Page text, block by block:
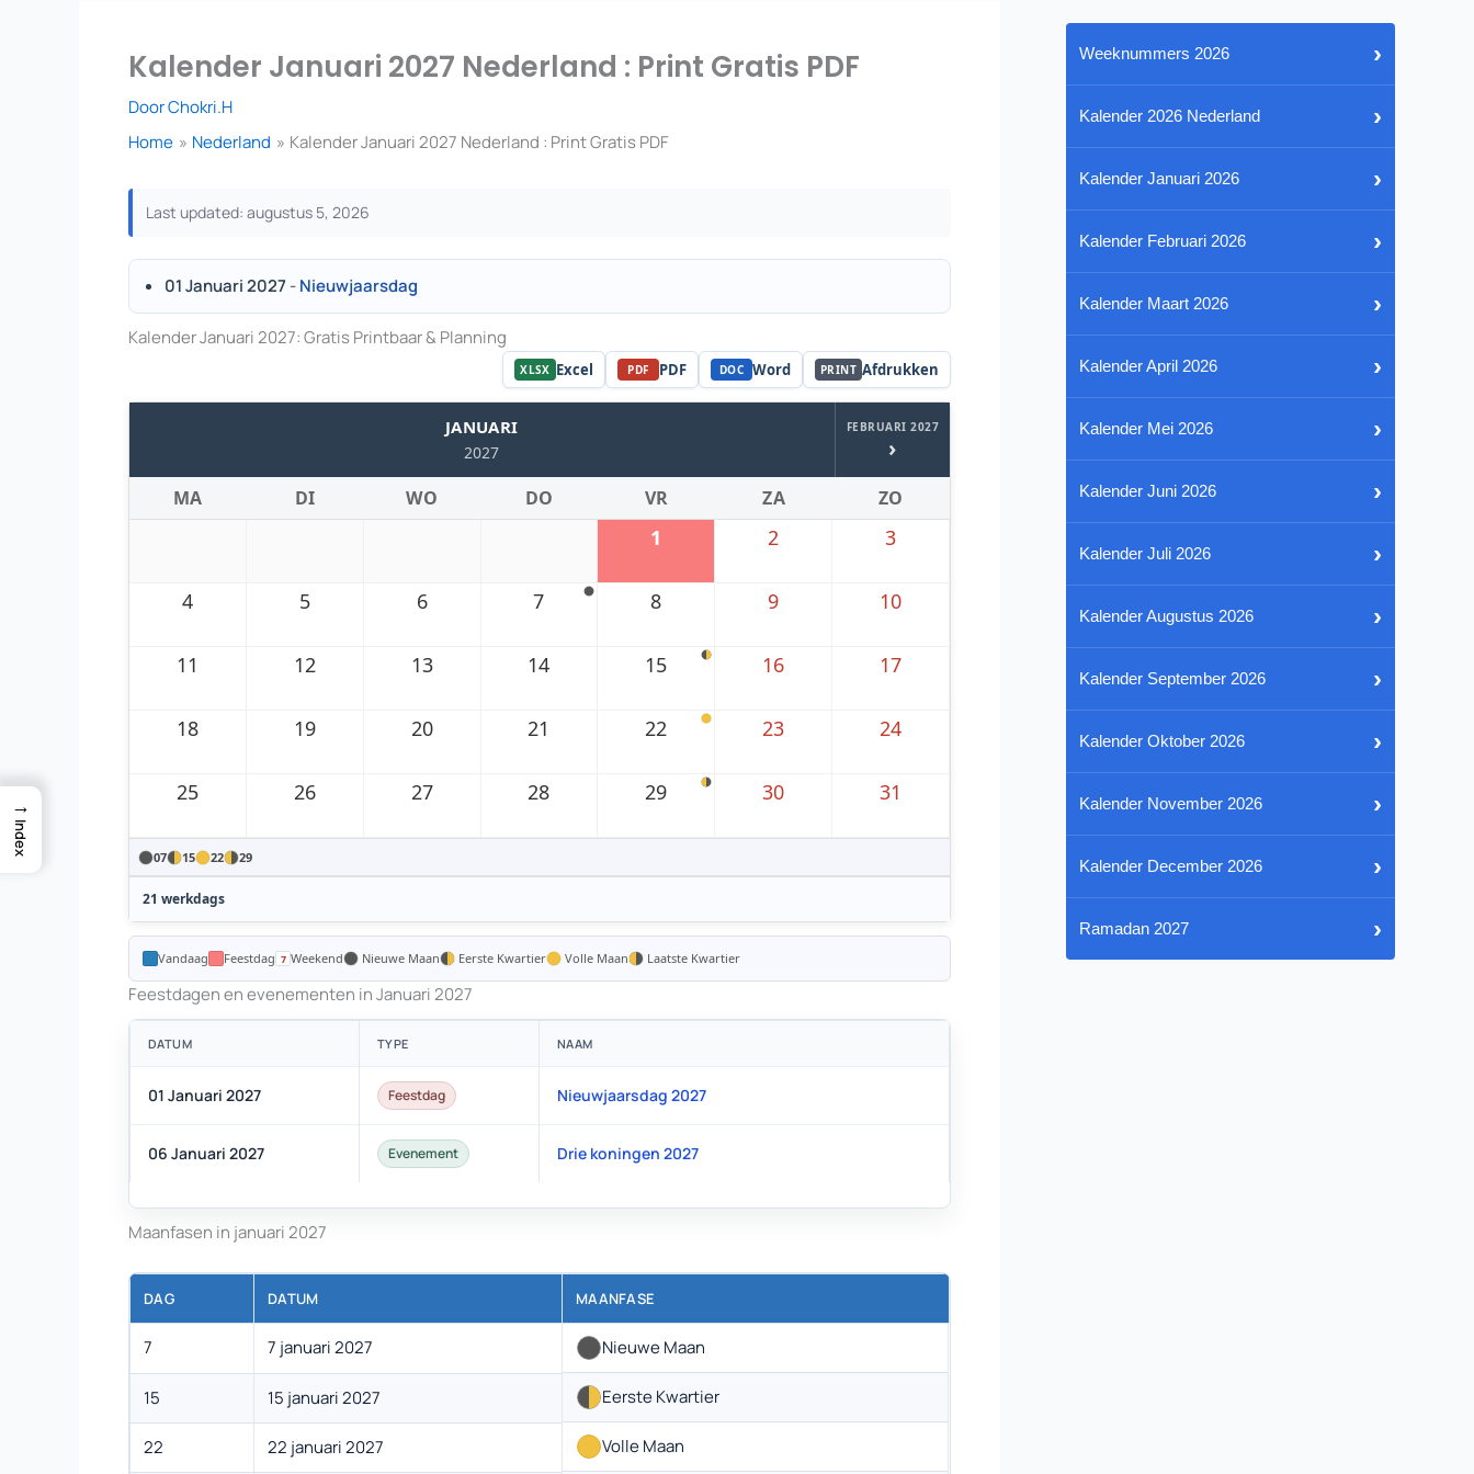
Kalender Januari 2027 Nederland : Print Gratis PDF
DoorChokri.H
Home
Nederland Kalender Januari 2027 Nederland : Print Gratis PDF
Last updated: augustus 5, 2026
01 Januari 2027 -Nieuwjaarsdag
Kalender Januari 2027: Gratis Printbaar & Planning
XLSX Excel PDF PDF DOC Word PRINT Afdrukken
JANUARI
2027
FEBRUARI 2027
›
MA DI WO DO VR ZA ZO
1 2 3
4 5 6 7 8 9 10
11 12 13 14 15 16 17
18 19 20 21 22 23 24
25 26 27 28 29 30 31
07 15 22 29
21 werkdags
Vandaag Feestdag Weekend Nieuwe Maan Eerste Kwartier Volle Maan Laatste Kwartier
Feestdagen en evenementen in Januari 2027
DATUM TYPE NAAM
01 Januari 2027 Feestdag Nieuwjaarsdag 2027
06 Januari 2027 Evenement Drie koningen 2027
Maanfasen in januari 2027
DAG DATUM MAANFASE
7 7 januari 2027 Nieuwe Maan
15 15 januari 2027 Eerste Kwartier
22 22 januari 2027 Volle Maan
Weeknummers 2026 ›
Kalender 2026 Nederland ›
Kalender Januari 2026 ›
Kalender Februari 2026 ›
Kalender Maart 2026 ›
Kalender April 2026 ›
Kalender Mei 2026 ›
Kalender Juni 2026 ›
Kalender Juli 2026 ›
Kalender Augustus 2026 ›
Kalender September 2026 ›
Kalender Oktober 2026 ›
Kalender November 2026 ›
Kalender December 2026 ›
Ramadan 2027 ›
→
Index